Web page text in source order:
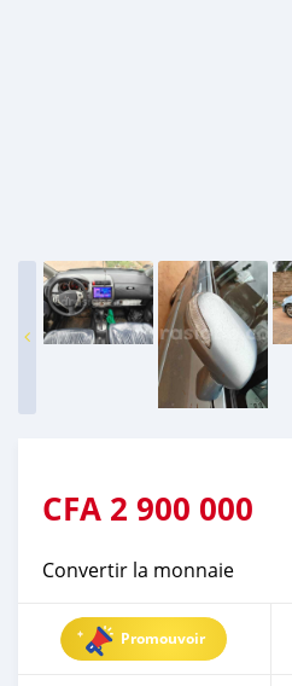
CFA 2 900 000
Convertir la monnaie
Promouvoir